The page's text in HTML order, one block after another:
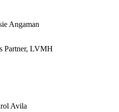
Angaman
Partner, LVMH
Avila